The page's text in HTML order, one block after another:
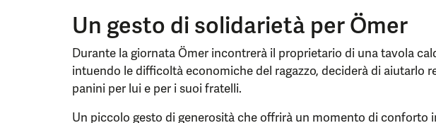
Un gesto di solidarietà per Ömer
Durante la giornata Ömer incontrerà il proprietario di una tavola
intuendo le difficoltà economiche del ragazzo, deciderà di aiutarlo
panini per lui e per i suoi fratelli.
Un piccolo gesto di generosità che offrirà un momento di conforto